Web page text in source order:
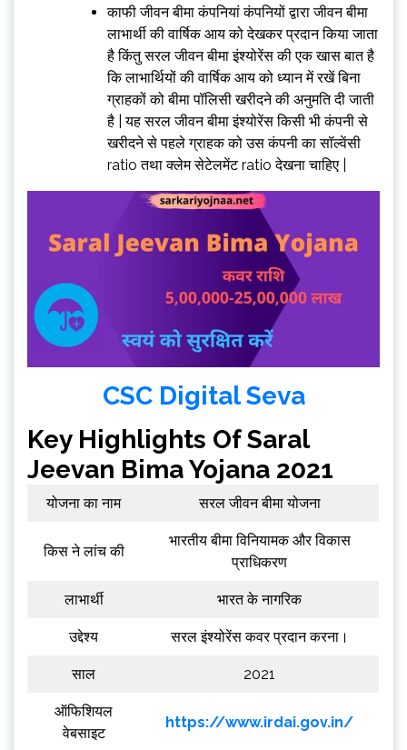
काफी जीवन बीमा कंपनियां कंपनियों द्वारा जीवन बीमा
लाभार्थी की वार्षिक आय को देखकर प्रदान किया जाता
है किंतु सरल जीवन बीमा इंश्योरेंस की एक खास बात है
कि लाभार्थियों की वार्षिक आय को ध्यान में रखें बिना
ग्राहकों को बीमा पॉलिसी खरीदने की अनुमति दी जाती
है | यह सरल जीवन बीमा इंश्योरेंस किसी भी कंपनी से
खरीदने से पहले ग्राहक को उस कंपनी का सॉल्वेंसी
ratio तथा क्लेम सेटेलमेंट ratio देखना चाहिए |
CSC Digital Seva
Key Highlights Of Saral
Jeevan Bima Yojana 2021
योजना का नाम सरल जीवन बीमा योजना
किस ने लांच की
भारतीय बीमा विनियामक और विकास
प्राधिकरण
लाभार्थी भारत के नागरिक
उद्देश्य सरल इंश्योरेंस कवर प्रदान करना।
साल 2021
ऑफिशियल
वेबसाइट
https://www.irdai.gov.in/